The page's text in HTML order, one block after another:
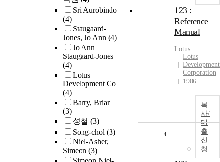
Sri Aurobindo
(4)
Staugaard-
Jones, Jo Ann (4)
Jo Ann
Staugaard-Jones
(4)
Lotus
Development Co
(4)
Barry, Brian
(3)
성철 (3)
Song-chol (3)
Niel-Asher,
Simeon (3)
123 :
Reference
Manual
Lotus
Lotus
Development
Corporation
1986
복
사/
대
출
신
청
4